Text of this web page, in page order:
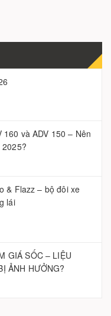
160 và ADV 150 – Nên
& Flazz – bộ đôi xe
lái
GIÁ SỐC – LIỆU
ẢNH HƯỞNG?